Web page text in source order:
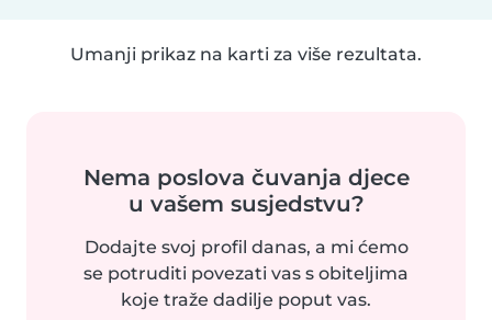
Umanji prikaz na karti za više rezultata.
Nema poslova čuvanja djece
u vašem susjedstvu?
Dodajte svoj profil danas, a mi ćemo
se potruditi povezati vas s obiteljima
koje traže dadilje poput vas.